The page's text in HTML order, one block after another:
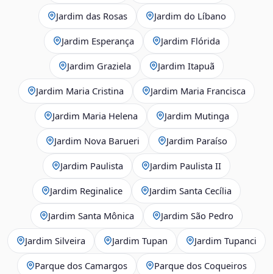
Jardim das Rosas Jardim do Líbano
Jardim Esperança Jardim Flórida
Jardim Graziela Jardim Itapuã
Jardim Maria Cristina Jardim Maria Francisca
Jardim Maria Helena Jardim Mutinga
Jardim Nova Barueri Jardim Paraíso
Jardim Paulista Jardim Paulista II
Jardim Reginalice Jardim Santa Cecília
Jardim Santa Mônica Jardim São Pedro
Jardim Silveira Jardim Tupan Jardim Tupanci
Parque dos Camargos Parque dos Coqueiros